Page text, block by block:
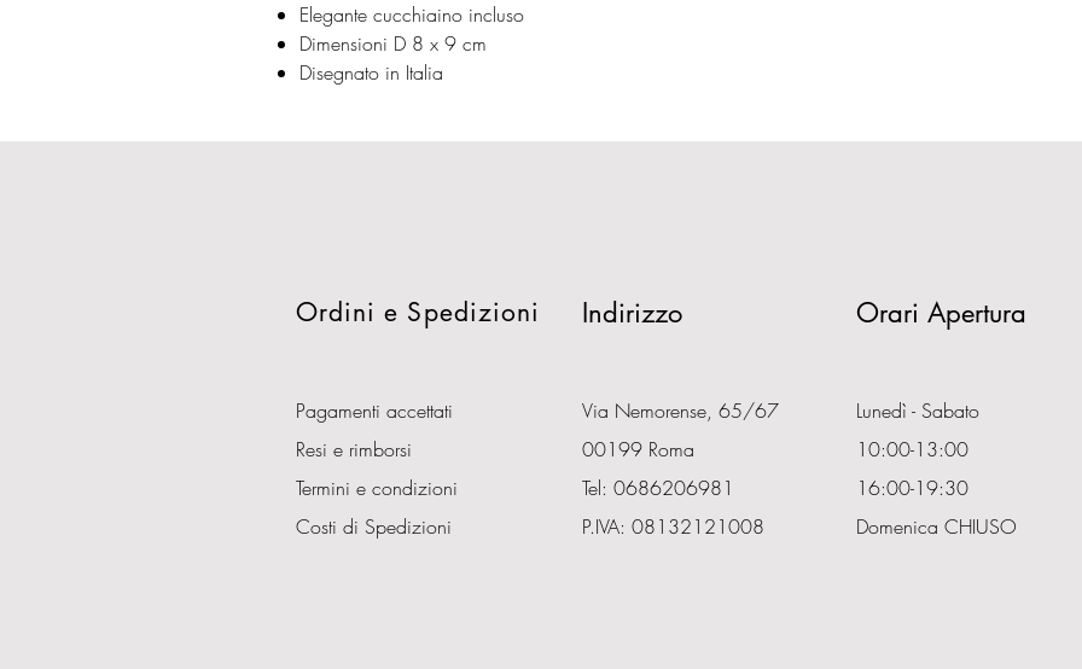
Elegante cucchiaino incluso
Dimensioni D 8 x 9 cm
Disegnato in Italia
Ordini e Spedizioni Indirizzo
Pagamenti accettati
Resi e rimborsi
Termini e condizioni
Costi di Spedizioni
Via Nemorense, 65/67
00199 Roma
Tel: 0686206981
P.IVA: 08132121008
Orari Apertura
Lunedì - Sabato
10:00-13:00
16:00-19:30
Domenica CHIUSO